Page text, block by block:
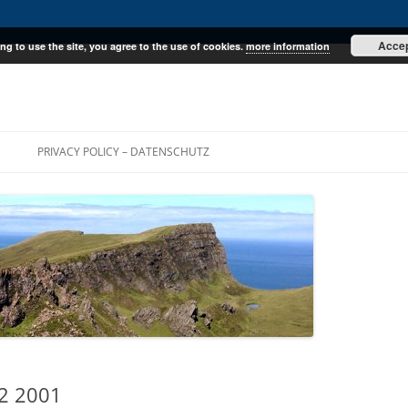
PRIVACY POLICY – DATENSCHUTZ
2001
to use the site, you agree to the use of cookies.more information